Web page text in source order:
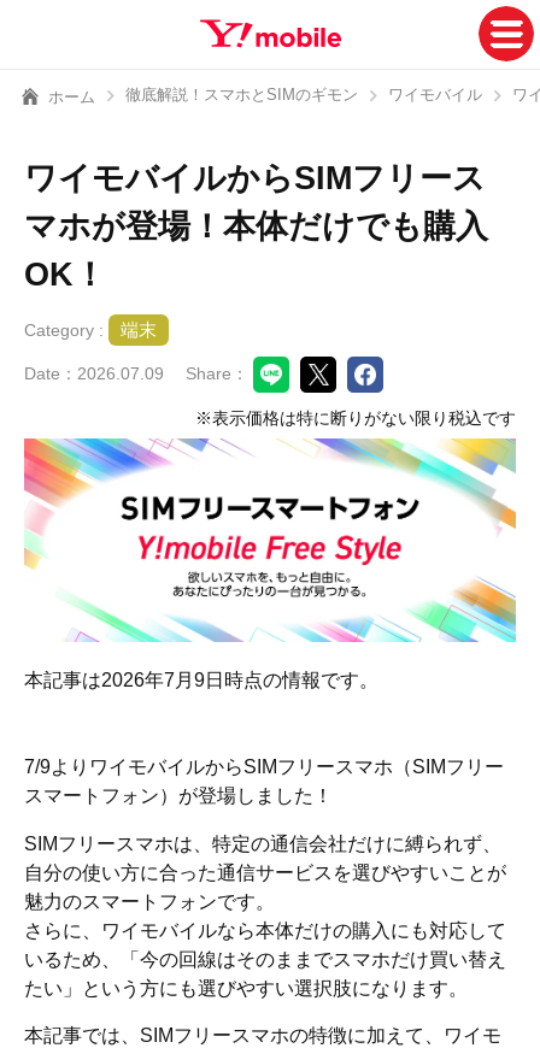
ホーム 徹底解説！スマホとSIMのギモン ワイモバイル ワ
ワイモバイルからSIMフリース
マホが登場！本体だけでも購入
OK！
Category : 端末
Date：2026.07.09 Share：
※表示価格は特に断りがない限り税込です
本記事は2026年7月9日時点の情報です。
7/9よりワイモバイルからSIMフリースマホ（SIMフリー
スマートフォン）が登場しました！
SIMフリースマホは、特定の通信会社だけに縛られず、
自分の使い方に合った通信サービスを選びやすいことが
魅力のスマートフォンです。
さらに、ワイモバイルなら本体だけの購入にも対応して
いるため、「今の回線はそのままでスマホだけ買い替え
たい」という方にも選びやすい選択肢になります。
本記事では、SIMフリースマホの特徴に加えて、ワイモ